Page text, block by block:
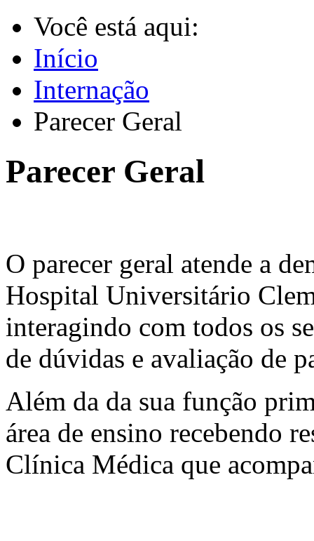
Você está aqui:
Início
Internação
Parecer Geral
Parecer Geral
O parecer geral atende a
Hospital Universitário
interagindo com todos os
de dúvidas e avaliação de
Além da da sua função
área de ensino recebendo
Clínica Médica que